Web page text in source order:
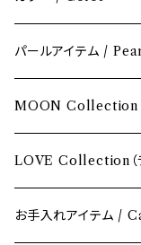
レッド / Red
ピンク / Pink
イエロー / Yellow
オレンジ / Orange
パールアイテム /
MOON Collection（
LOVE Collection（ラ
お手入れアイテム /